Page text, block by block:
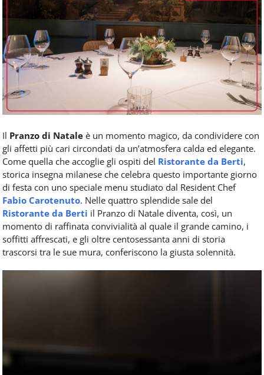
tutte
le
novità
del
comparto
Horeca.
Il Pranzo di Natale è un momento magico, da condividere con
gli affetti più cari circondati da un’atmosfera calda ed elegante.
Come quella che accoglie gli ospiti del Ristorante da Berti,
storica insegna milanese che celebra questo importante giorno
di festa con uno speciale menu studiato dal Resident Chef
Fabio Carotenuto. Nelle quattro splendide sale del
Ristorante da Berti il Pranzo di Natale diventa, così, un
momento di raffinata convivialità al quale il grande camino, i
soffitti affrescati, e gli oltre centosessanta anni di storia
trascorsi tra le sue mura, conferiscono la giusta solennità.